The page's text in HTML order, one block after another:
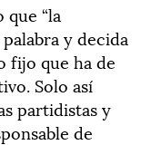
“la
y decida
fijo que ha de
Solo así
partidistas y
de